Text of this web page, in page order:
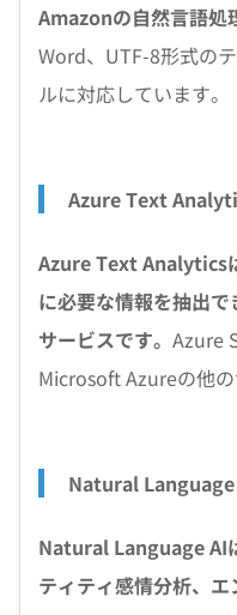
Amazonの自然言語処
Word、UTF-8形式の
ルに対応しています。
Azure Text
Azure Text Analytics
に必要な情報を抽出
サービスです。 Azure
Microsoft Azureの他の
Natural Language
Natural Language AI
ティティ感情分析、